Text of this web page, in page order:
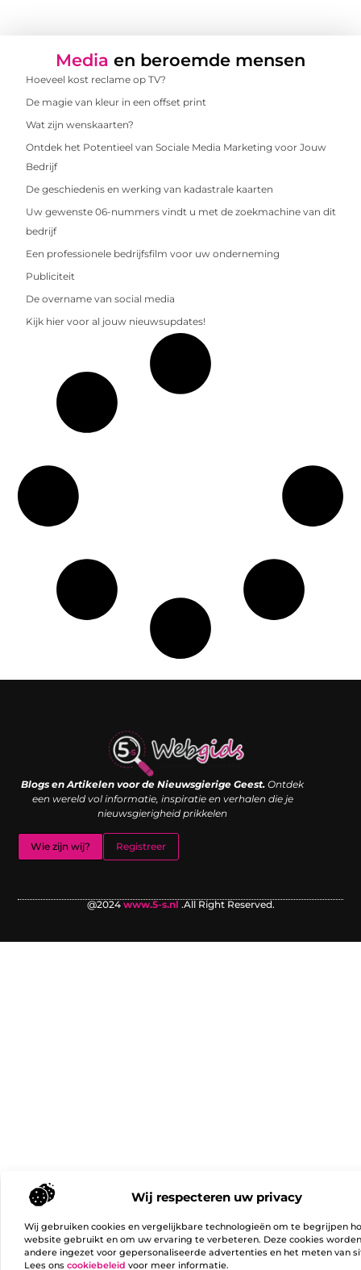
Wij respecteren uw privacy
Wij gebruiken cookies en vergelijkbare technologieën om te begrijpen
website gebruikt en om uw ervaring te verbeteren. Deze cookies
andere ingezet voor gepersonaliseerde advertenties en het meten van
Lees ons cookiebeleid voor meer informatie.
Media en beroemde mensen
Hoeveel kost reclame op TV?
De magie van kleur in een offset print
Wat zijn wenskaarten?
Ontdek het Potentieel van Sociale Media Marketing voor Jouw
Bedrijf
De geschiedenis en werking van kadastrale kaarten
Uw gewenste 06-nummers vindt u met de zoekmachine van dit
bedrijf
Een professionele bedrijfsfilm voor uw onderneming
Publiciteit
De overname van social media
Kijk hier voor al jouw nieuwsupdates!
Blogs en Artikelen voor de Nieuwsgierige Geest. Ontdek
een wereld vol informatie, inspiratie en verhalen die je
nieuwsgierigheid prikkelen
Wie zijn wij? Registreer
@2024 www.5-s.nl .All Right Reserved.